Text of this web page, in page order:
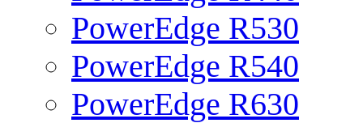
PowerEdge R530
PowerEdge R540
PowerEdge R630